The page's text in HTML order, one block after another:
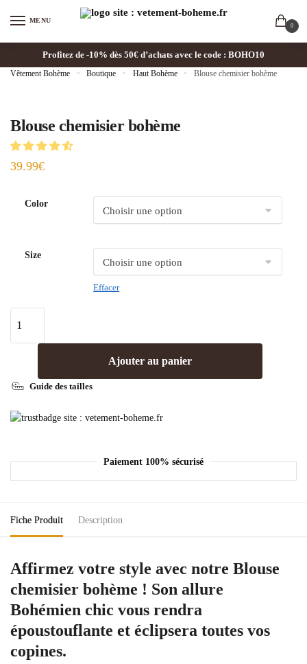
MENU
0
Profitez de -10% dès 50€ d’achats avec le code : BOHO10
Vêtement Bohème » Boutique » Haut Bohème » Blouse chemisier bohème
Blouse chemisier bohème
39.99€
Color
Size
Effacer
Ajouter au panier
Guide des tailles
Paiement 100% sécurisé
Fiche Produit Description
Affirmez votre style avec notre Blouse
chemisier bohème ! Son allure
Bohémien chic vous rendra
époustouflante et éclipsera toutes vos
copines.